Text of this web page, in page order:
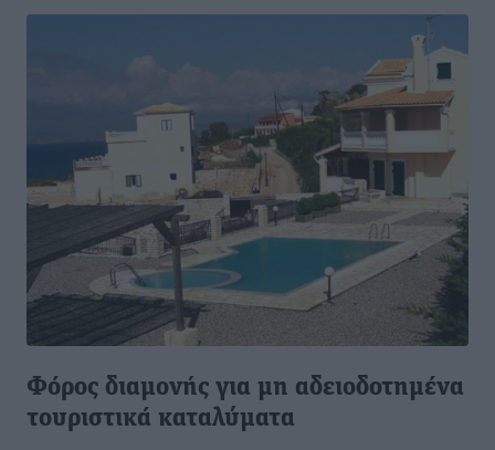
Φόρος διαμονής για μη αδειοδοτημένα
τουριστικά καταλύματα